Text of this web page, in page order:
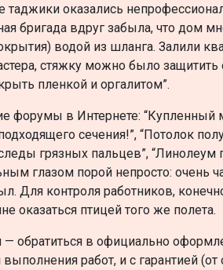
таджики оказались
бригада вдруг забыла, что дом
водой из шланга. Залили
стяжку можно было защитить
пленкой и оргалитом”.
форумы в Интернете: “Купленный
сечения!”, “Потолок
грязных пальцев”, “Линолеум
глазом порой непросто: очень
Для контроля работников,
оказаться птицей того же полета.
— обратиться в официально
работ, и с гарантией (от